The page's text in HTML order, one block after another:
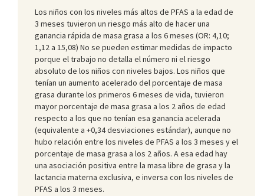
Los niños con los niveles más altos de PFAS a la edad de
3 meses tuvieron un riesgo más alto de hacer una
ganancia rápida de masa grasa a los 6 meses (OR: 4,10;
1,12 a 15,08) No se pueden estimar medidas de impacto
porque el trabajo no detalla el número ni el riesgo
absoluto de los niños con niveles bajos. Los niños que
tenían un aumento acelerado del porcentaje de masa
grasa durante los primeros 6 meses de vida, tuvieron
mayor porcentaje de masa grasa a los 2 años de edad
respecto a los que no tenían esa ganancia acelerada
(equivalente a +0,34 desviaciones estándar), aunque no
hubo relación entre los niveles de PFAS a los 3 meses y el
porcentaje de masa grasa a los 2 años. A esa edad hay
una asociación positiva entre la masa libre de grasa y la
lactancia materna exclusiva, e inversa con los niveles de
PFAS a los 3 meses.